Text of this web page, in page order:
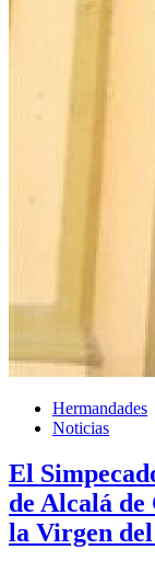
Hermandades
Noticias
El
de Alcalá
la Virgen